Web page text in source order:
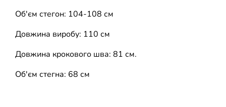
Об'єм стегон: 104-108 см
Довжина виробу: 110 см
Довжина крокового шва: 81 см.
Об'єм стегна: 68 см